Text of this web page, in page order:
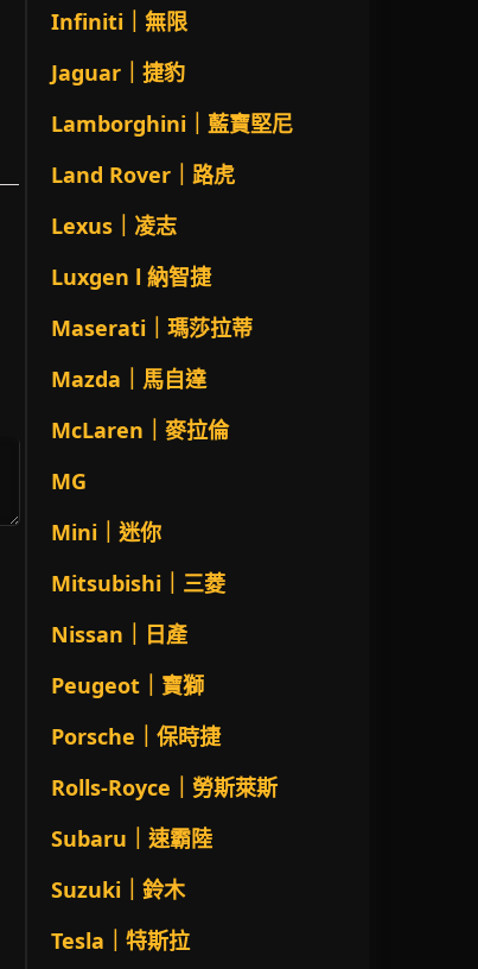
Infiniti｜無限
Jaguar｜捷豹
Lamborghini｜藍寶堅尼
Land Rover｜路虎
Lexus｜凌志
Luxgen l 納智捷
Maserati｜瑪莎拉蒂
Mazda｜馬自達
McLaren｜麥拉倫
MG
Mini｜迷你
Mitsubishi｜三菱
Nissan｜日產
Peugeot｜寶獅
Porsche｜保時捷
Rolls-Royce｜勞斯萊斯
Subaru｜速霸陸
Suzuki｜鈴木
Tesla｜特斯拉